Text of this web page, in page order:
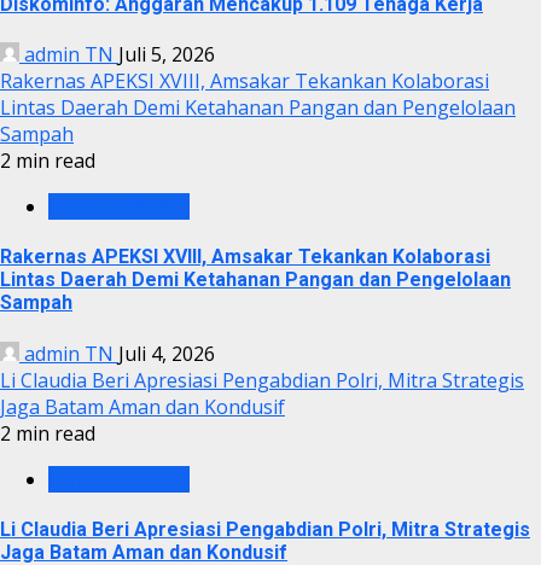
admin TN Juli 5, 2026
Rakernas APEKSI XVIII, Amsakar Tekankan Kolaborasi
Lintas Daerah Demi Ketahanan Pangan dan Pengelolaan
Sampah
2 min read
Rakernas APEKSI XVIII, Amsakar Tekankan Kolaborasi
Lintas Daerah Demi Ketahanan Pangan dan Pengelolaan
Sampah
admin TN Juli 4, 2026
Li Claudia Beri Apresiasi Pengabdian Polri, Mitra Strategis
Jaga Batam Aman dan Kondusif
2 min read
Li Claudia Beri Apresiasi Pengabdian Polri, Mitra Strategis
Jaga Batam Aman dan Kondusif